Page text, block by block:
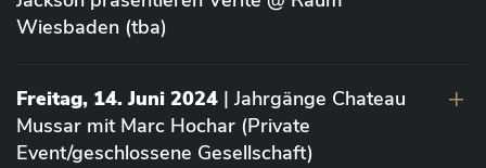
Wiesbaden (tba)
Freitag, 14. Juni 2024 | Jahrgänge Chateau
Mussar mit Marc Hochar (Private
Event/geschlossene Gesellschaft)